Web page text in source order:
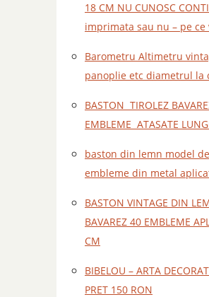
18 CM NU CUNOSC
imprimata sau nu – pe ce
Barometru Altimetru
panoplie etc diametrul la
BASTON TIROLEZ
EMBLEME ATASATE
baston din lemn model
embleme din metal
BASTON VINTAGE DIN
BAVAREZ 40 EMBLEME
CM
BIBELOU – ARTA
PRET 150 RON